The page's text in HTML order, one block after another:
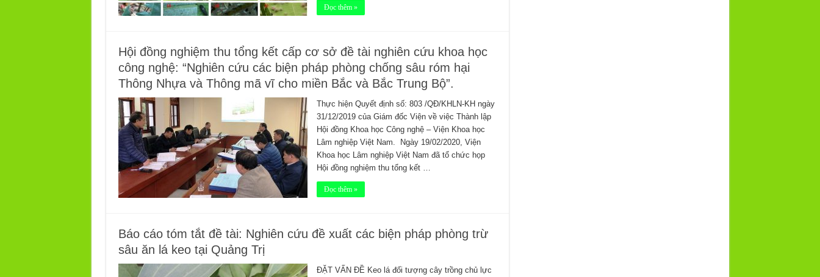
Đọc thêm »
Hội đồng nghiệm thu tổng kết cấp cơ sở đề tài nghiên cứu khoa học
công nghệ: “Nghiên cứu các biện pháp phòng chống sâu róm hại
Thông Nhựa và Thông mã vĩ cho miền Bắc và Bắc Trung Bộ”.
Thực hiện Quyết định số: 803 /QĐ/KHLN-KH ngày
31/12/2019 của Giám đốc Viện về việc Thành lập
Hội đồng Khoa học Công nghệ – Viện Khoa học
Lâm nghiệp Việt Nam. Ngày 19/02/2020, Viện
Khoa học Lâm nghiệp Việt Nam đã tổ chức họp
Hội đồng nghiệm thu tổng kết …
Đọc thêm »
Báo cáo tóm tắt đề tài: Nghiên cứu đề xuất các biện pháp phòng trừ
sâu ăn lá keo tại Quảng Trị
ĐẶT VẤN ĐỀ Keo lá đối tượng cây trồng chủ lực